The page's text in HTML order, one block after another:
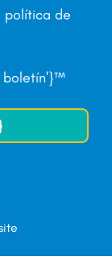
política de
boletín'}™